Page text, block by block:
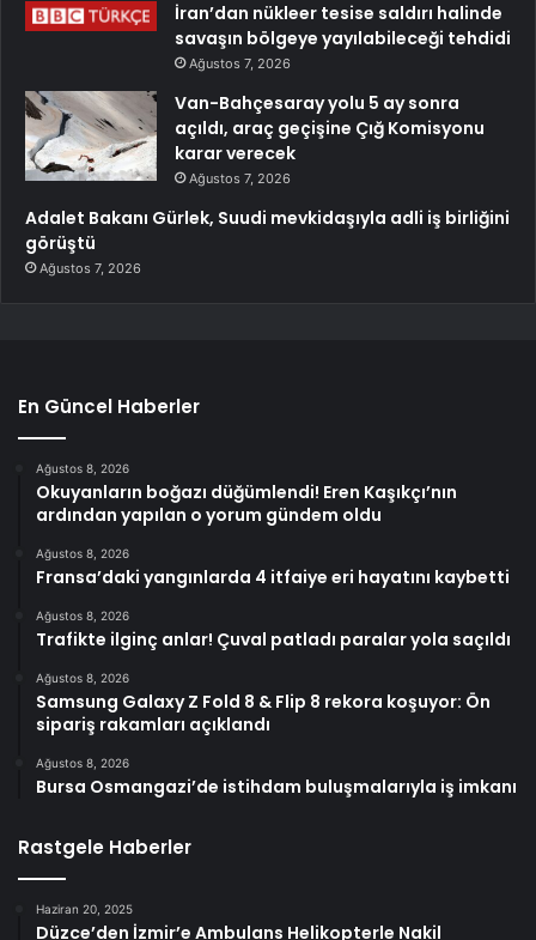
İran’dan nükleer tesise saldırı halinde
savaşın bölgeye yayılabileceği tehdidi
Ağustos 7, 2026
Van-Bahçesaray yolu 5 ay sonra
açıldı, araç geçişine Çığ Komisyonu
karar verecek
Ağustos 7, 2026
Adalet Bakanı Gürlek, Suudi mevkidaşıyla adli iş birliğini
görüştü
Ağustos 7, 2026
En Güncel Haberler
Ağustos 8, 2026
Okuyanların boğazı düğümlendi! Eren Kaşıkçı’nın
ardından yapılan o yorum gündem oldu
Ağustos 8, 2026
Fransa’daki yangınlarda 4 itfaiye eri hayatını kaybetti
Ağustos 8, 2026
Trafikte ilginç anlar! Çuval patladı paralar yola saçıldı
Ağustos 8, 2026
Samsung Galaxy Z Fold 8 & Flip 8 rekora koşuyor: Ön
sipariş rakamları açıklandı
Ağustos 8, 2026
Bursa Osmangazi’de istihdam buluşmalarıyla iş imkanı
Rastgele Haberler
Haziran 20, 2025
Düzce’den İzmir’e Ambulans Helikopterle Nakil